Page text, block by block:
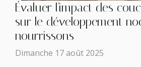
Évaluer l'impact des
sur le développement
nourrissons
Dimanche 17 août 2025